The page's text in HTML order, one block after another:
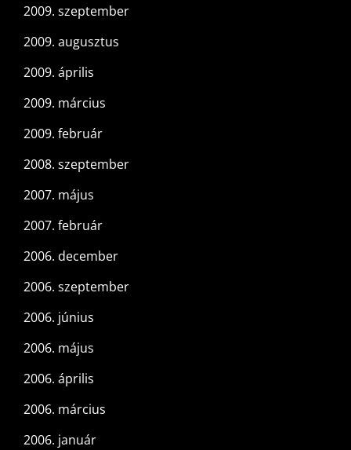
2009. szeptember
2009. augusztus
2009. április
2009. március
2009. február
2008. szeptember
2007. május
2007. február
2006. december
2006. szeptember
2006. június
2006. május
2006. április
2006. március
2006. január